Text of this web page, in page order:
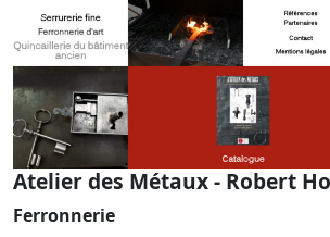
Atelier des Métaux - Robert
Ferronnerie